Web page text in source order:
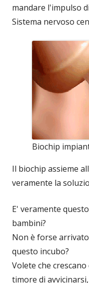
mandare l'impulso
Sistema nervoso
Biochip
Il biochip assieme
veramente la
E' veramente
bambini?
Non è forse
questo incubo?
Volete che
timore di